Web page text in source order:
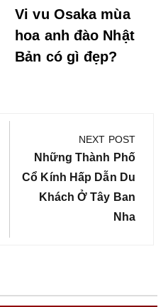
Vi vu Osaka mùa
hoa anh đào Nhật
Bản có gì đẹp?
NEXT POST
Next
Post:
Những Thành Phố
Cổ Kính Hấp Dẫn Du
Khách Ở Tây Ban
Nha